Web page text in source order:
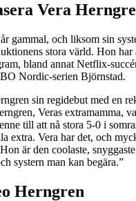
Vera
gammal, och liksom sin
stora värld. Hon har
bland annat Netflix-
Nordic-serien Björnstad.
sin regidebut med en
Veras extramamma,
till att nå stora 5-0 i
extra. Vera har det, och
är den coolaste,
systern man kan begära.”
Herngren